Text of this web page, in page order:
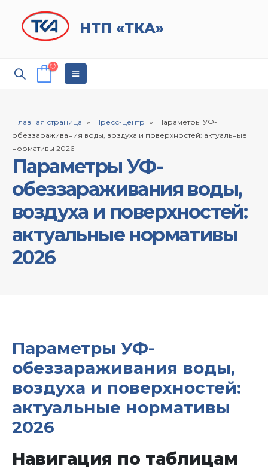
НТП «ТКА»
Главная страница » Пресс-центр »
Параметры УФ-
обеззараживания воды, воздуха и поверхностей: актуальные
нормативы 2026
Параметры УФ-
обеззараживания воды,
воздуха и поверхностей:
актуальные нормативы
2026
Параметры УФ-
обеззараживания воды,
воздуха и поверхностей:
актуальные нормативы
2026
Навигация по таблицам